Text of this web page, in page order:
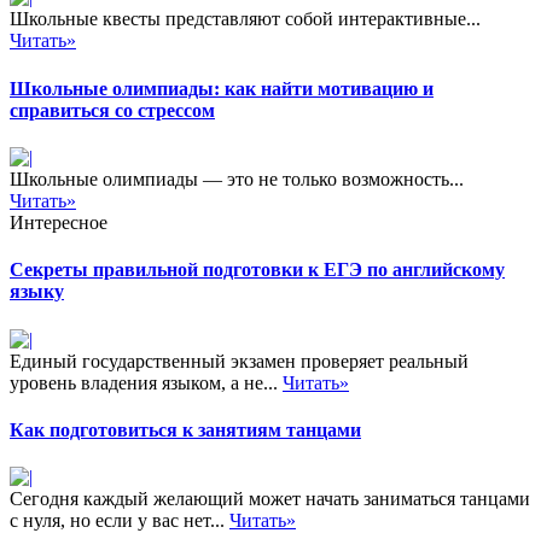
Школьные квесты представляют собой интерактивные...
Читать»
Школьные олимпиады: как найти мотивацию и
справиться со стрессом
Школьные олимпиады — это не только возможность...
Читать»
Интересное
Секреты правильной подготовки к ЕГЭ по английскому
языку
Единый государственный экзамен проверяет реальный
уровень владения языком, а не... Читать»
Как подготовиться к занятиям танцами
Сегодня каждый желающий может начать заниматься танцами
с нуля, но если у вас нет... Читать»